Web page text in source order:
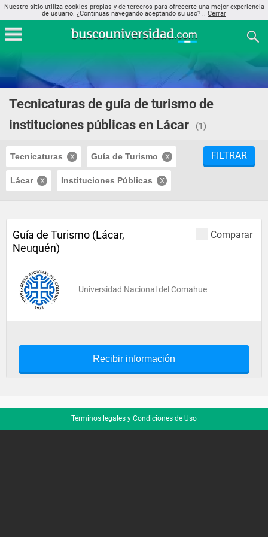
Nuestro sitio utiliza cookies propias y de terceros para ofrecerte una mejor experiencia
de usuario. ¿Continuas navegando aceptando su uso? .. Cerrar
Tecnicaturas de guía de turismo de
instituciones públicas en Lácar
(1)
Tecnicaturas Guía de Turismo
Lácar Instituciones Públicas
FILTRAR
Comparar
Guía de Turismo (Lácar,
Neuquén)
Universidad Nacional del Comahue
Recibir información
Términos legales y Condiciones de Uso